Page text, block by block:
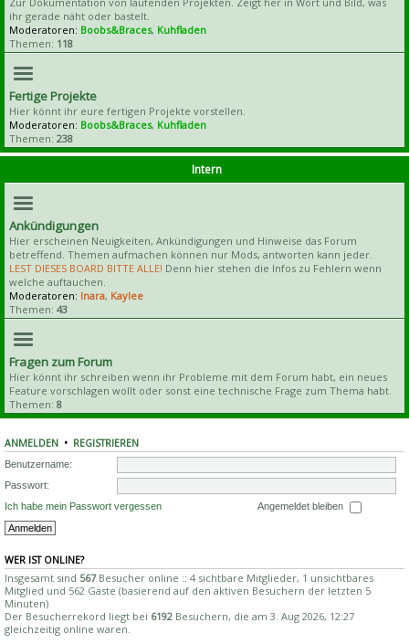
ihr gerade näht oder bastelt.
Moderatoren: Boobs&Braces, Kuhfladen
Themen: 118
Fertige Projekte
Hier könnt ihr eure fertigen Projekte vorstellen.
Moderatoren: Boobs&Braces, Kuhfladen
Themen: 238
Intern
Ankündigungen
Hier erscheinen Neuigkeiten, Ankündigungen und Hinweise das Forum
betreffend. Themen aufmachen können nur Mods, antworten kann jeder.
LEST DIESES BOARD BITTE ALLE! Denn hier stehen die Infos zu Fehlern wenn
welche auftauchen.
Moderatoren: Inara, Kaylee
Themen: 43
Fragen zum Forum
Hier könnt ihr schreiben wenn ihr Probleme mit dem Forum habt, ein neues
Feature vorschlagen wollt oder sonst eine technische Frage zum Thema habt.
Themen: 8
ANMELDEN • REGISTRIEREN
Benutzername:
Passwort:
Ich habe mein Passwort vergessen
Angemeldet bleiben
WER IST ONLINE?
Insgesamt sind 567Besucher online :: 4 sichtbare Mitglieder, 1 unsichtbares
Mitglied und 562 Gäste (basierend auf den aktiven Besuchern der letzten 5
Minuten)
Der Besucherrekord liegt bei 6192 Besuchern, die am 3. Aug 2026, 12:27
gleichzeitig online waren.